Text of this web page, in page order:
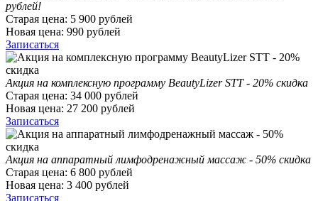
рублей!
Старая цена: 5 900 рублей
Новая цена: 990 рублей
Записаться
Акция на комплексную программу BeautyLizer STT - 20% скидка
Старая цена: 34 000 рублей
Новая цена: 27 200 рублей
Записаться
Акция на аппаратный лимфодренажный массаж - 50% скидка
Старая цена: 6 800 рублей
Новая цена: 3 400 рублей
Записаться